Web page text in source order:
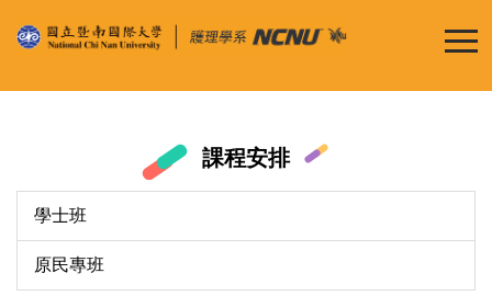
到
要
課程安排
學士班
原民專班